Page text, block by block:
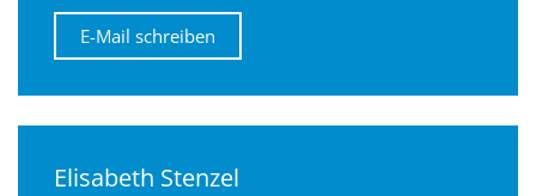
E-Mail schreiben
Elisabeth Stenzel